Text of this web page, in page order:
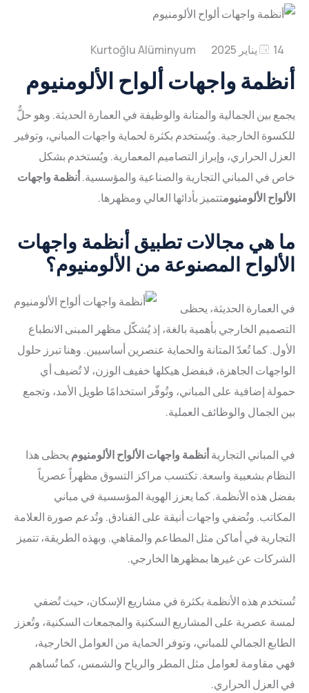
الجودة
المنتج
البيئي
الموارد
الشهادات
خط
معالجات
السطح
طلاء
مؤكسد
طلاء
النقل
خط
العزل
الحراري
خط
المعالجة
التعبئة
والتغليف
شحنة
مختبر
العمليات
والجودة
البيئة
والطاقة
أنظمة
أنظمة
الانزلاق
أنظمة
الستارية
نظام
الحديقة
الشتوية
واجهات
الألواح
أنظمة
الشمسي
نظام
طلاء
الألومنيوم
أنظمة
الدرابزين
العتبات
الأنظمة
الداخلية
المشاريع
مدونة
تواصل
العربية
Türkçe
English
Deutsch
Русский
Română
Български
14 يناير 2025
أنظمة واجهات ألواح الألومنيوم
يجمع بين الجمالية والمتانة والوظيفة في العمارة الحديثة. وهو حلٌّ
للكسوة الخارجية. ويُستخدم بكثرة لحماية واجهات المباني، وتوفير
العزل الحراري، وإبراز التصاميم المعمارية. ويُستخدم بشكل
خاص في المباني التجارية والصناعية والمؤسسية.أنظمة واجهات
الألواح الألومنيومتتميز بأدائها العالي ومظهرها.
ما هي مجالات تطبيق أنظمة واجهات
الألواح المصنوعة من الألومنيوم؟
في العمارة الحديثة، يحظى
التصميم الخارجي بأهمية بالغة، إذ يُشكّل مظهر المبنى الانطباع
الأول. كما تُعدّ المتانة والحماية عنصرين أساسيين. وهنا تبرز حلول
الواجهات الجاهزة، فبفضل هيكلها خفيف الوزن، لا تُضيف أي
حمولة إضافية على المباني، وتُوفّر استخدامًا طويل الأمد، وتجمع
بين الجمال والوظائف العملية.
في المباني التجاريةأنظمة واجهات الألواح الألومنيوم يحظى هذا
النظام بشعبية واسعة. تكتسب مراكز التسوق مظهراً عصرياً
بفضل هذه الأنظمة. كما يعزز الهوية المؤسسية في مباني
المكاتب. وتُضفي واجهات أنيقة على الفنادق. وتُدعم صورة العلامة
التجارية في أماكن مثل المطاعم والمقاهي. وبهذه الطريقة، تتميز
الشركات عن غيرها بمظهرها الخارجي.
تُستخدم هذه الأنظمة بكثرة في مشاريع الإسكان، حيث تُضفي
لمسة عصرية على المشاريع السكنية والمجمعات السكنية، وتُعزز
الطابع الجمالي للمباني، وتوفر الحماية من العوامل الخارجية،
فهي مقاومة لعوامل مثل المطر والرياح والشمس، كما تُساهم
في العزل الحراري.